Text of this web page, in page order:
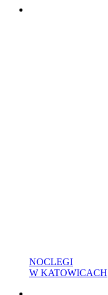
NOCLEGI
W KATOWICACH